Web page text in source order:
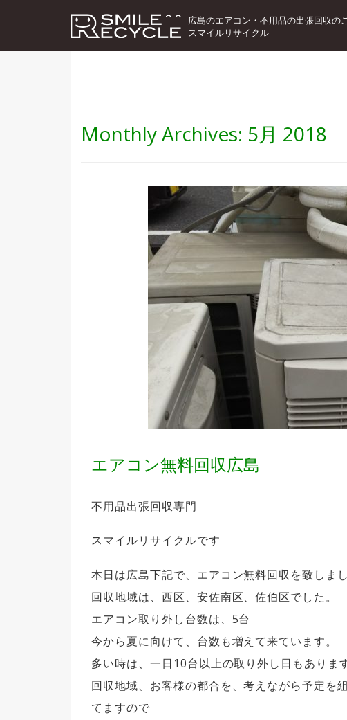
広島のエアコン・不用品の出張回収の
スマイルリサイクル
Monthly Archives: 5月 2018
エアコン無料回収広島
不用品出張回収専門
スマイルリサイクルです
本日は広島下記で、エアコン無料回収を致しまし
回収地域は、西区、安佐南区、佐伯区でした。
エアコン取り外し台数は、5台
今から夏に向けて、台数も増えて来ています。
多い時は、一日10台以上の取り外し日もあります
回収地域、お客様の都合を、考えながら予定を
てますので